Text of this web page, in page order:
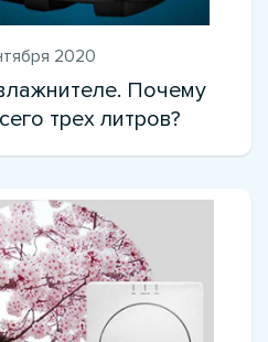
2020
Почему
трех литров?